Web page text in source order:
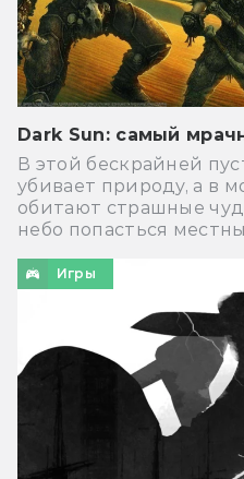
Dark Sun: самый
В этой бескрайней
убивает природу, а в
обитают страшные
небо попасться
Игры